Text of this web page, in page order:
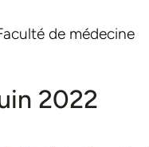
de médecine
2022